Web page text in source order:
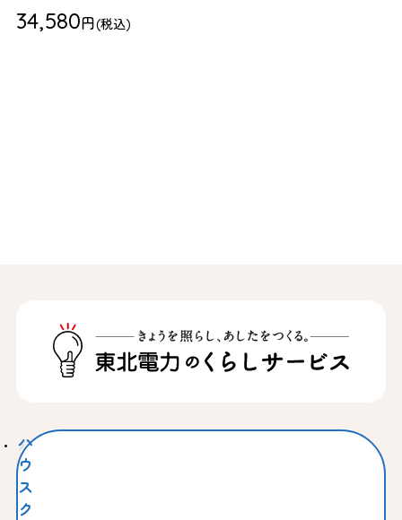
34,580円(税込)
ハ
ウ
ス
ク